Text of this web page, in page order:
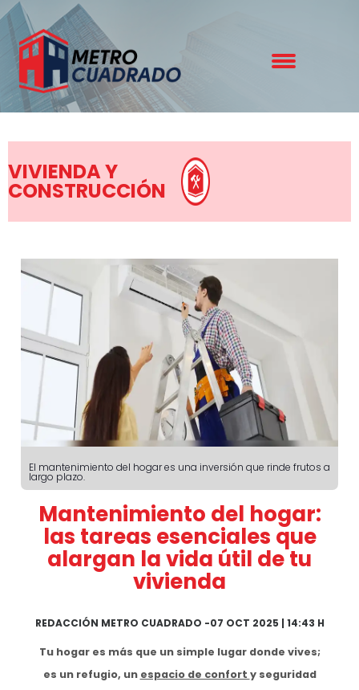
VIVIENDA Y
CONSTRUCCIÓN
El mantenimiento del hogar es una inversión que rinde frutos a
largo plazo.
Mantenimiento del hogar:
las tareas esenciales que
alargan la vida útil de tu
vivienda
REDACCIÓN METRO CUADRADO -07 OCT 2025 | 14:43 H
Tu hogar es más que un simple lugar donde vives;
es un refugio, un espacio de confort y seguridad